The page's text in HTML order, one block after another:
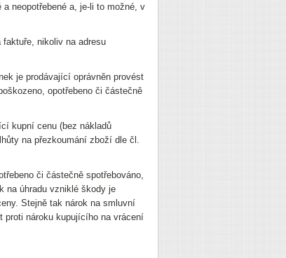
neopotřebené a, je-li to možné, v
nikoliv na adresu
je prodávající oprávněn provést
opotřebeno či částečně
kupní cenu (bez nákladů
na přezkoumání zboží dle čl.
či částečně spotřebováno,
na úhradu vzniklé škody je
Stejně tak nárok na smluvní
proti nároku kupujícího na vrácení